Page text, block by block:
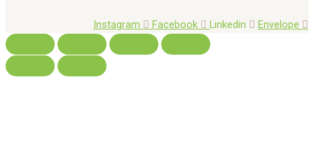
Instagram Facebook Linkedin Envelope